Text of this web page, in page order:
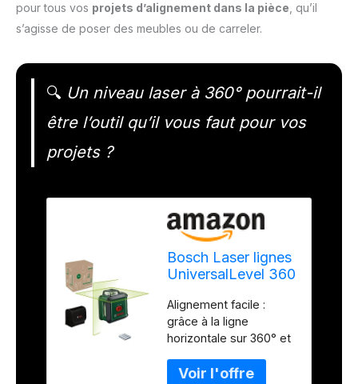
pour tous vos projets d’alignement dans la pièce , qu’il
s’agisse de poser des meubles ou de carreler.
🔍 Un niveau laser à 360° pourrait-il
être l’outil qu’il vous faut pour vos
projets ?
Bosch Laser lignes
UniversalLevel 360
vertical et
horizontal avec
laser à 360° pour
un alignement dans
toute la pièce,
Alignement facile :
grâce à la ligne
horizontale sur 360° et
les utilisateurs peuvent